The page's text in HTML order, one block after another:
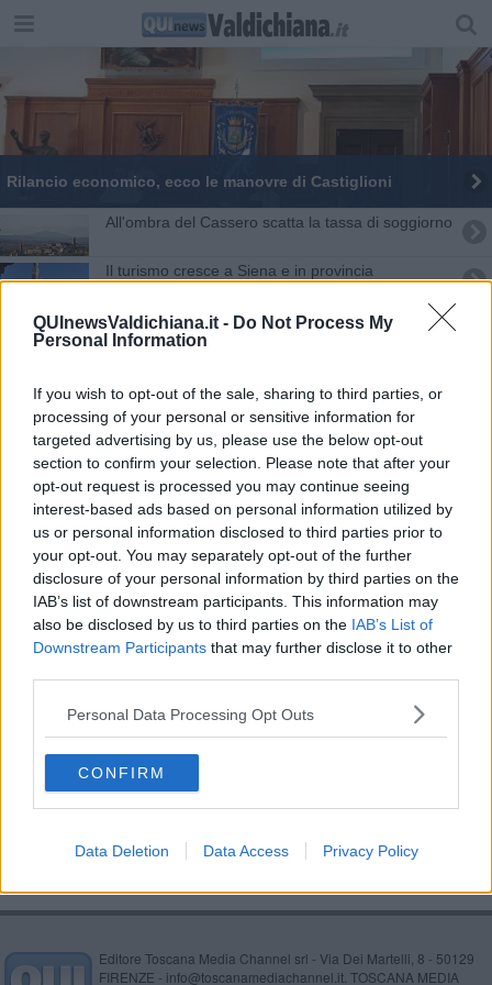
QUInewsValdichiana.it - Do Not Process My
Personal Information
If you wish to opt-out of the sale, sharing to third parties, or
processing of your personal or sensitive information for
targeted advertising by us, please use the below opt-out
section to confirm your selection. Please note that after your
opt-out request is processed you may continue seeing
interest-based ads based on personal information utilized by
us or personal information disclosed to third parties prior to
your opt-out. You may separately opt-out of the further
disclosure of your personal information by third parties on the
IAB’s list of downstream participants. This information may
also be disclosed by us to third parties on the IAB’s List of
Downstream Participants that may further disclose it to other
Personal Data Processing Opt Outs
CONFIRM
Data Deletion Data Access Privacy Policy
Rilancio economico, ecco le manovre di Castiglioni
All'ombra del Cassero scatta la tassa di soggiorno
Il turismo cresce a Siena e in provincia
Fatturato in calo, Albergatori molto preoccupati
Un piano di 3 milioni di euro in opere pubbliche
Chiusi Bella tra conferme e nuovi progetti
Turismo, terme e sviluppo, intervista a Barbetti
Turismo, 3 Comuni mettono la tassa di soggiorno
'Quale futuro per l’ufficio turistico?'
Parco Valdorcia, misure a sostegno delle imprese
Covid, oltre 1 milione e mezzo al Comune
Bilancio di previsione, "Difesi i servizi"
Editore Toscana Media Channel srl - Via Dei Martelli, 8 - 50129
FIRENZE - info@toscanamediachannel.it. TOSCANA MEDIA